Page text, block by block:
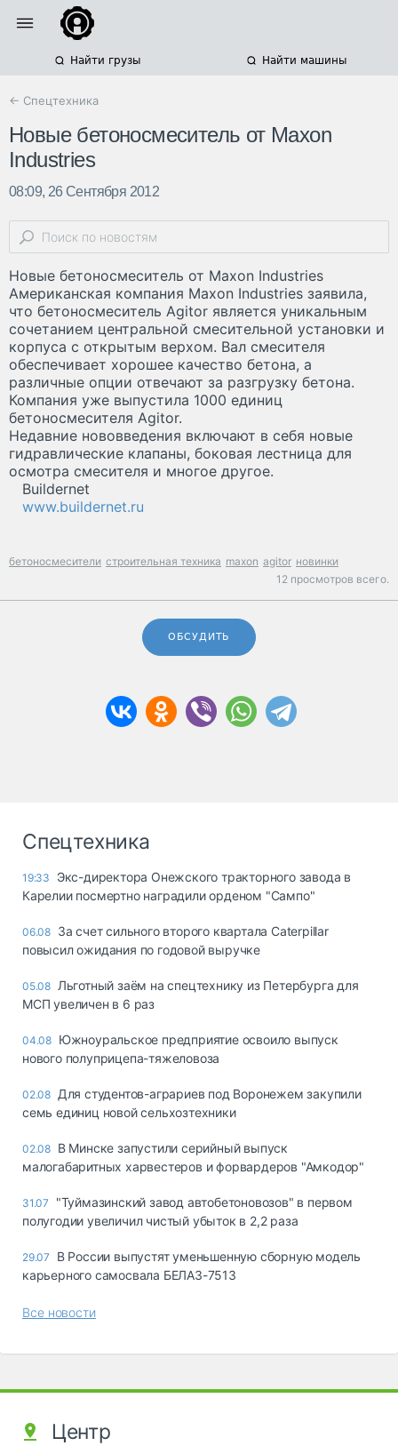
Найти грузы Найти машины
← Спецтехника
Новые бетоносмеситель от Maxon
Industries
08:09, 26 Сентября 2012
Новые бетоносмеситель от Maxon Industries
Американская компания Maxon Industries заявила,
что бетоносмеситель Agitor является уникальным
сочетанием центральной смесительной установки и
корпуса с открытым верхом. Вал смесителя
обеспечивает хорошее качество бетона, а
различные опции отвечают за разгрузку бетона.
Компания уже выпустила 1000 единиц
бетоносмесителя Agitor.
Недавние нововведения включают в себя новые
гидравлические клапаны, боковая лестница для
осмотра смесителя и многое другое.
Buildernet
www.buildernet.ru
бетоносмесители строительная техника maxon agitor новинки
12 просмотров всего.
ОБСУДИТЬ
Спецтехника
19:33
Экс-директора Онежского тракторного завода в
Карелии посмертно наградили орденом "Сампо"
06.08 За счет сильного второго квартала Caterpillar
повысил ожидания по годовой выручке
05.08 Льготный заём на спецтехнику из Петербурга для
МСП увеличен в 6 раз
04.08 Южноуральское предприятие освоило выпуск
нового полуприцепа-тяжеловоза
02.08 Для студентов-аграриев под Воронежем закупили
семь единиц новой сельхозтехники
02.08 В Минске запустили серийный выпуск
малогабаритных харвестеров и форвардеров "Амкодор"
31.07
"Туймазинский завод автобетоновозов" в первом
полугодии увеличил чистый убыток в 2,2 раза
29.07
В России выпустят уменьшенную сборную модель
карьерного самосвала БЕЛАЗ-7513
Все новости
Центр